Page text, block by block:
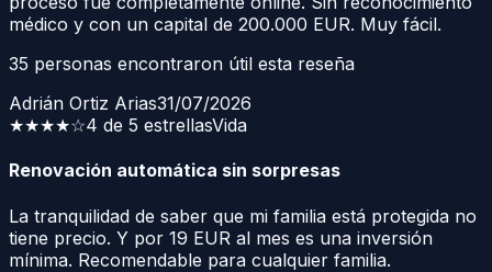
médico y con un capital de 200.000 EUR. Muy fácil.
35 personas encontraron útil esta reseña
Adrián Ortiz Arias31/07/2026
★★★★☆4 de 5 estrellasVida
Renovación automática sin sorpresas
La tranquilidad de saber que mi familia está protegida no
tiene precio. Y por 19 EUR al mes es una inversión
mínima. Recomendable para cualquier familia.